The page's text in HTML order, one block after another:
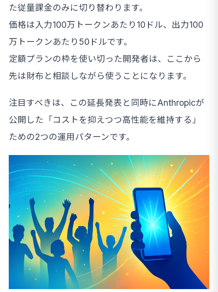
た従量課金のみに切り替わります。
価格は入力100万トークンあたり10ドル、出力100
万トークンあたり50ドルです。
定額プランの枠を使い切った開発者は、ここから
先は財布と相談しながら使うことになります。
注目すべきは、この延長発表と同時にAnthropicが
公開した「コストを抑えつつ高性能を維持する」
ための2つの運用パターンです。